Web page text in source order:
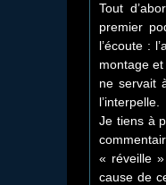
Tout
premier
l’écoute :
montage
ne servait
l’interpelle.
Je tiens à
« réveille
cause de